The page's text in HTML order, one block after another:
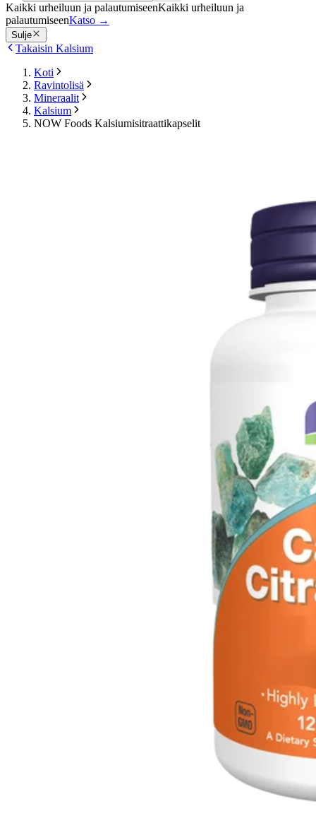
Kaikki urheiluun ja palautumiseenKaikki urheiluun ja
palautumiseenKatso →
Sulje
Takaisin Kalsium
Koti
Ravintolisä
Mineraalit
Kalsium
NOW Foods Kalsiumisitraattikapselit